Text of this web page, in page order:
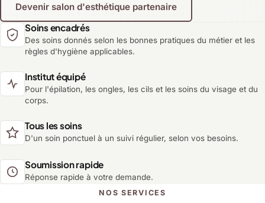
Devenir salon d'esthétique partenaire
Soins encadrés
Des soins donnés selon les bonnes pratiques du métier et les
règles d'hygiène applicables.
Institut équipé
Pour l'épilation, les ongles, les cils et les soins du visage et du
corps.
Tous les soins
D'un soin ponctuel à un suivi régulier, selon vos besoins.
Soumission rapide
Réponse rapide à votre demande.
NOS SERVICES